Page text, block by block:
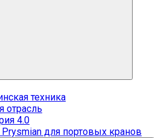
техника
отрасль
4.0
для портовых кранов